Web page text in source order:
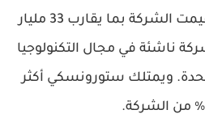
بقيمة 800 مليون دولار قيمت الشركة بما يقارب 33 مليار
ناشئة في مجال التكنولوجيا
ويمتلك ستورونسكي أكثر